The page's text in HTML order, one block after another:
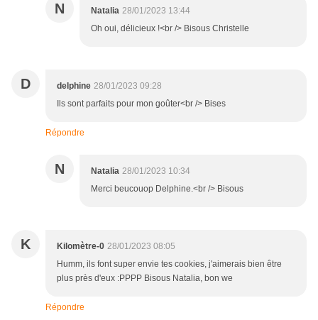
N Natalia 28/01/2023 13:44
Oh oui, délicieux !<br /> Bisous Christelle
D delphine 28/01/2023 09:28
Ils sont parfaits pour mon goûter<br /> Bises
Répondre
N Natalia 28/01/2023 10:34
Merci beucouop Delphine.<br /> Bisous
K Kilomètre-0 28/01/2023 08:05
Humm, ils font super envie tes cookies, j'aimerais bien être
plus près d'eux :PPPP Bisous Natalia, bon we
Répondre